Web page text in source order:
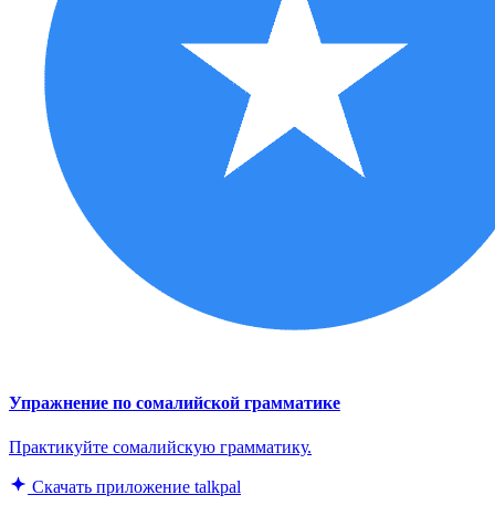
Упражнение по сомалийской грамматике
Практикуйте сомалийскую грамматику.
Скачать приложение talkpal